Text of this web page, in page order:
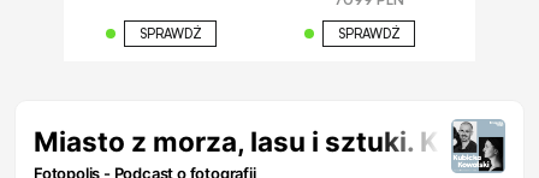
SPRAWDŹ SPRAWDŹ